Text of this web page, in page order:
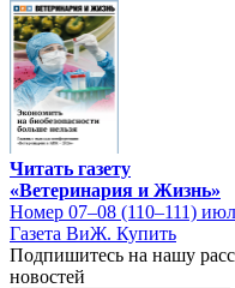
Читать газету
«Ветеринария и Жизнь»
Номер 07–08 (110–111)
Газета ВиЖ. Купить
Подпишитесь на нашу
новостей